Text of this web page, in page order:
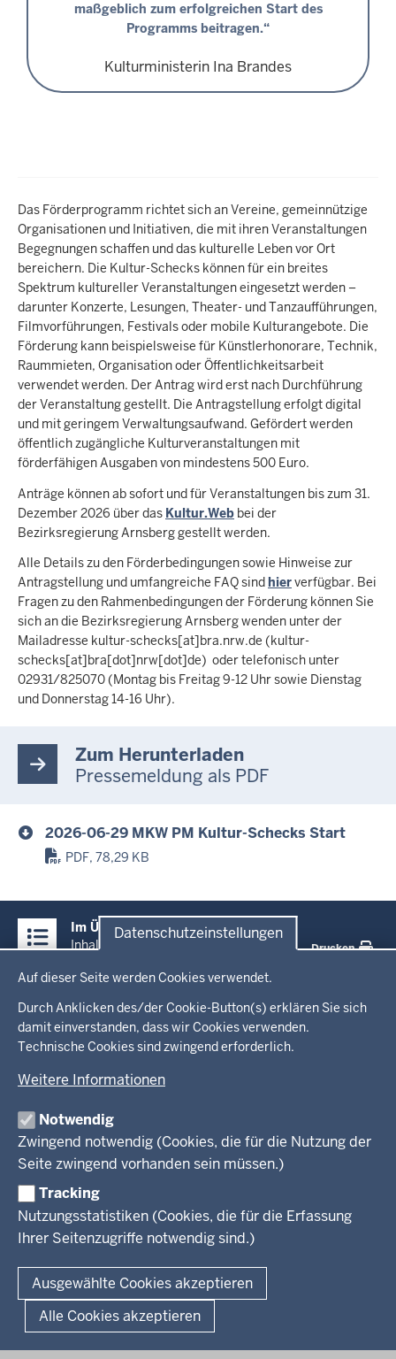
Datenschutzeinstellungen
Auf dieser Seite werden Cookies verwendet.
Durch Anklicken des/der Cookie-Button(s) erklären Sie sich
damit einverstanden, dass wir Cookies verwenden.
Technische Cookies sind zwingend erforderlich.
Weitere Informationen
Notwendig
Zwingend notwendig (Cookies, die für die Nutzung der
Seite zwingend vorhanden sein müssen.)
Tracking
Nutzungsstatistiken (Cookies, die für die Erfassung
Ihrer Seitenzugriffe notwendig sind.)
Ausgewählte Cookies akzeptieren
Alle Cookies akzeptieren
maßgeblich zum erfolgreichen Start des
Programms beitragen.“
Kulturministerin Ina Brandes
Das Förderprogramm richtet sich an Vereine, gemeinnützige
Organisationen und Initiativen, die mit ihren Veranstaltungen
Begegnungen schaffen und das kulturelle Leben vor Ort
bereichern. Die Kultur-Schecks können für ein breites
Spektrum kultureller Veranstaltungen eingesetzt werden –
darunter Konzerte, Lesungen, Theater- und Tanzaufführungen,
Filmvorführungen, Festivals oder mobile Kulturangebote. Die
Förderung kann beispielsweise für Künstlerhonorare, Technik,
Raummieten, Organisation oder Öffentlichkeitsarbeit
verwendet werden. Der Antrag wird erst nach Durchführung
der Veranstaltung gestellt. Die Antragstellung erfolgt digital
und mit geringem Verwaltungsaufwand. Gefördert werden
öffentlich zugängliche Kulturveranstaltungen mit
förderfähigen Ausgaben von mindestens 500 Euro.
Anträge können ab sofort und für Veranstaltungen bis zum 31.
Dezember 2026 über das Kultur.Web bei der
Bezirksregierung Arnsberg gestellt werden.
Alle Details zu den Förderbedingungen sowie Hinweise zur
Antragstellung und umfangreiche FAQ sindhierverfügbar. Bei
Fragen zu den Rahmenbedingungen der Förderung können Sie
sich an die Bezirksregierung Arnsberg wenden unter der
Mailadresse kultur-schecks[at]bra.nrw.de (kultur-
schecks[at]bra[dot]nrw[dot]de) oder telefonisch unter
02931/825070 (Montag bis Freitag 9-12 Uhr sowie Dienstag
und Donnerstag 14-16 Uhr).
Zum Herunterladen
Pressemeldung als PDF
2026-06-29 MKW PM Kultur-Schecks Start
PDF, 78,29 KB
Inhalte
Im Überblick
Inhalt
Drucken
Menü
in
der
Fußzeile
Startseite
Ministerium
Leitung des Hauses
Organisation
Arbeitgeber Ministerium
Rechtsgrundlagen
Kultur
Wissenschaft, Forschung, Lehre und Studium
Presse
Service
Kontakt
Fußzeile
Datenschutz Erklärung zur Barrierefreiheit